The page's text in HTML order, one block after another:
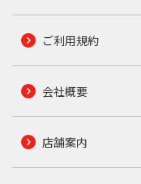
ご利用規約
会社概要
店舗案内